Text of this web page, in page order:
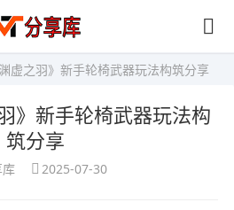
虚之羽》新手轮椅武器玩法构筑分享
》新手轮椅武器玩法构
筑分享
2025-07-30